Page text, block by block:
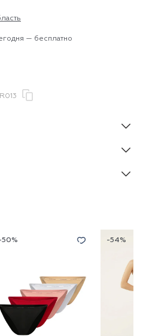
— бесплатно
50% -54%